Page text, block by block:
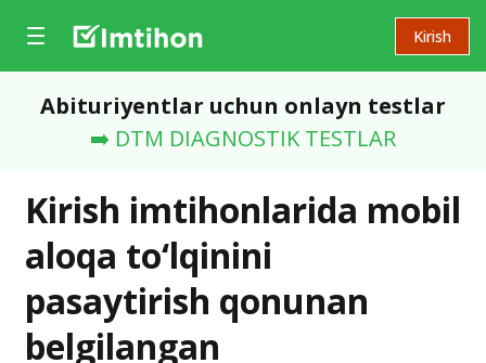
Kirish
Abituriyentlar uchun onlayn testlar
➡️ DTM DIAGNOSTIK TESTLAR
Kirish imtihonlarida mobil
aloqa to‘lqinini
pasaytirish qonunan
belgilangan